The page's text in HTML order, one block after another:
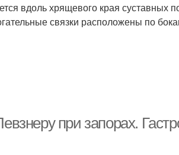
вдоль хрящевого края суставных
связки расположены по
при запорах.